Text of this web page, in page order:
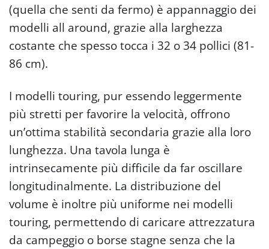
(quella che senti da fermo) è appannaggio dei
modelli all around, grazie alla larghezza
costante che spesso tocca i 32 o 34 pollici (81-
86 cm).
I modelli touring, pur essendo leggermente
più stretti per favorire la velocità, offrono
un’ottima stabilità secondaria grazie alla loro
lunghezza. Una tavola lunga è
intrinsecamente più difficile da far oscillare
longitudinalmente. La distribuzione del
volume è inoltre più uniforme nei modelli
touring, permettendo di caricare attrezzatura
da campeggio o borse stagne senza che la